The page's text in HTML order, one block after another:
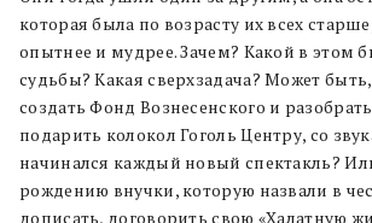
которая была по возрасту их всех
опытнее и мудрее. Зачем? Какой в этом
судьбы? Какая сверхзадача? Может
создать Фонд Вознесенского и
подарить колокол Гоголь Центру, со
начинался каждый новый спектакль?
рождению внучки, которую назвали в
дописать, договорить свою «Халатную